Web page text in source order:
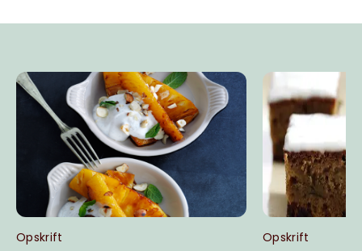
Opskrift Opskrift